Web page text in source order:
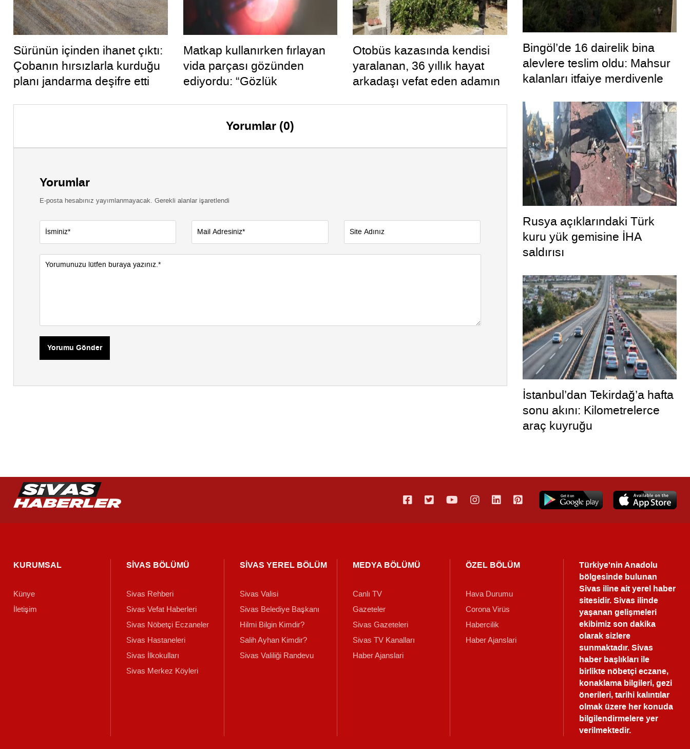
Sürünün içinden ihanet çıktı:
Çobanın hırsızlarla kurduğu
planı jandarma deşifre etti
Matkap kullanırken fırlayan
vida parçası gözünden
ediyordu: “Gözlük
Otobüs kazasında kendisi
yaralanan, 36 yıllık hayat
arkadaşı vefat eden adamın
Yorumlar (0)
Yorumlar
E-posta hesabınız yayımlanmayacak. Gerekli alanlar işaretlendi
Yorumu Gönder
Bingöl’de 16 dairelik bina
alevlere teslim oldu: Mahsur
kalanları itfaiye merdivenle
Rusya açıklarındaki Türk
kuru yük gemisine İHA
saldırısı
İstanbul’dan Tekirdağ’a hafta
sonu akını: Kilometrelerce
araç kuyruğu
KURUMSAL
Künye
İletişim
SİVAS BÖLÜMÜ
Sivas Rehberi
Sivas Vefat Haberleri
Sivas Nöbetçi Eczaneler
Sivas Hastaneleri
Sivas İlkokulları
Sivas Merkez Köyleri
SİVAS YEREL BÖLÜM
Sivas Valisi
Sivas Belediye Başkanı
Hilmi Bilgin Kimdir?
Salih Ayhan Kimdir?
Sivas Valiliği Randevu
MEDYA BÖLÜMÜ
Canlı TV
Gazeteler
Sivas Gazeteleri
Sivas TV Kanalları
Haber Ajanslari
ÖZEL BÖLÜM
Hava Durumu
Corona Virüs
Habercilik
Haber Ajanslari
Türkiye'nin Anadolu
bölgesinde bulunan
Sivas iline ait yerel haber
sitesidir. Sivas ilinde
yaşanan gelişmeleri
ekibimiz son dakika
olarak sizlere
sunmaktadır.Sivas
haberbaşlıkları ile
birlikte nöbetçi eczane,
konaklama bilgileri, gezi
önerileri, tarihi kalıntılar
olmak üzere her konuda
bilgilendirmelere yer
verilmektedir.